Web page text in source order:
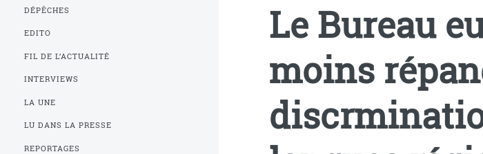
Le Bureau
moins
DÉPÊCHES
EDITO
FIL DE L’ACTUALITÉ
INTERVIEWS
LA UNE
LU DANS LA PRESSE
REPORTAGES